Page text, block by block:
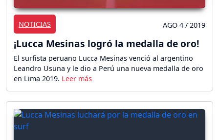
NOTICIAS AGO 4 / 2019
¡Lucca Mesinas logró la medalla de oro!
El surfista peruano Lucca Mesinas venció al argentino
Leandro Usuna y le dio a Perú una nueva medalla de oro
en Lima 2019.